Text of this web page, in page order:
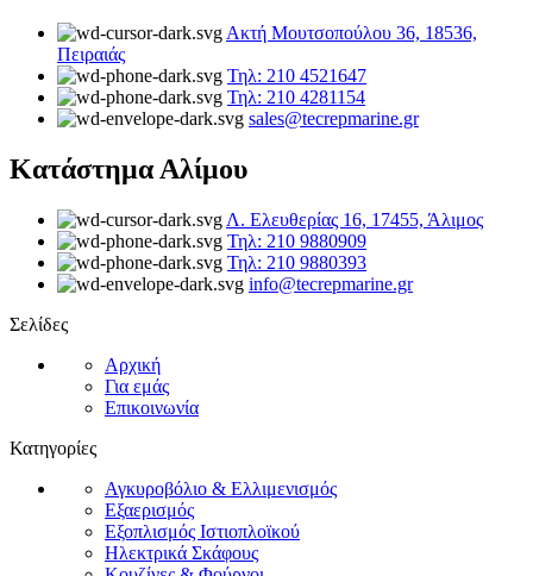
Ακτή Μουτσοπούλου 36, 18536,
Πειραιάς
Τηλ: 210 4521647
Τηλ: 210 4281154
sales@tecrepmarine.gr
Κατάστημα Αλίμου
Λ. Ελευθερίας 16, 17455, Άλιμος
Τηλ: 210 9880909
Τηλ: 210 9880393
info@tecrepmarine.gr
Σελίδες
Αρχική
Για εμάς
Επικοινωνία
Κατηγορίες
Αγκυροβόλιο & Ελλιμενισμός
Εξαερισμός
Εξοπλισμός Ιστιοπλοϊκού
Ηλεκτρικά Σκάφους